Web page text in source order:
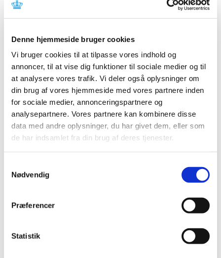
Denne hjemmeside bruger cookies
Vi bruger cookies til at tilpasse vores indhold og
annoncer, til at vise dig funktioner til sociale medier og til
at analysere vores trafik. Vi deler også oplysninger om
din brug af vores hjemmeside med vores partnere inden
for sociale medier, annonceringspartnere og
analysepartnere. Vores partnere kan kombinere disse
data med andre oplysninger, du har givet dem, eller som
de har indsamlet fra din brug af deres tjenester.
Nødvendig
Præferencer
Statistik
2022 (197)
2020 (263)
2019 (159)
2018 (150)
2017 (167)
2016 (167)
2015 (33)
2014 (44)
2013 (49)
december (4)
oktober (3)
august (2)
maj (3)